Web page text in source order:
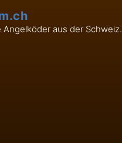
Angelköder aus der Schweiz.